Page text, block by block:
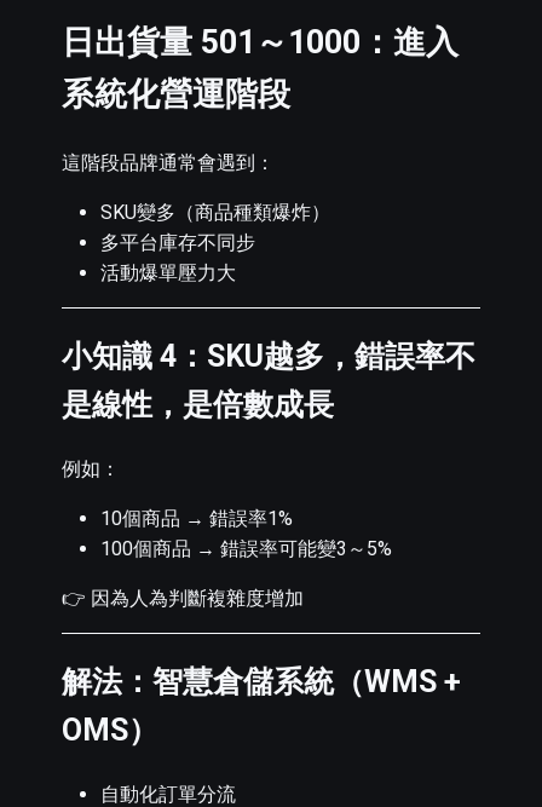
日出貨量 501～1000：進入
系統化營運階段
這階段品牌通常會遇到：
SKU變多（商品種類爆炸）
多平台庫存不同步
活動爆單壓力大
小知識 4：SKU越多，錯誤率不
是線性，是倍數成長
例如：
10個商品 → 錯誤率1%
100個商品 → 錯誤率可能變3～5%
👉 因為人為判斷複雜度增加
解法：智慧倉儲系統（WMS +
OMS）
自動化訂單分流